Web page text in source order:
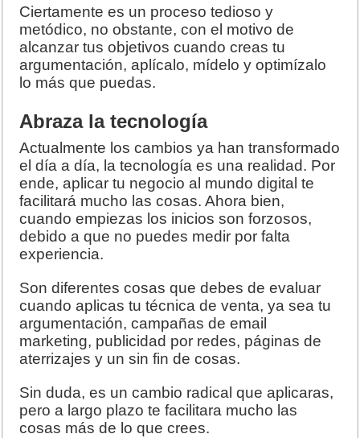
Ciertamente es un proceso tedioso y
metódico, no obstante, con el motivo de
alcanzar tus objetivos cuando creas tu
argumentación, aplícalo, mídelo y optimízalo
lo más que puedas.
Abraza la tecnología
Actualmente los cambios ya han transformado
el día a día, la tecnología es una realidad. Por
ende, aplicar tu negocio al mundo digital te
facilitará mucho las cosas. Ahora bien,
cuando empiezas los inicios son forzosos,
debido a que no puedes medir por falta
experiencia.
Son diferentes cosas que debes de evaluar
cuando aplicas tu técnica de venta, ya sea tu
argumentación, campañas de email
marketing, publicidad por redes, páginas de
aterrizajes y un sin fin de cosas.
Sin duda, es un cambio radical que aplicaras,
pero a largo plazo te facilitara mucho las
cosas más de lo que crees.